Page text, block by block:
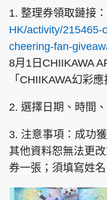
1. 整理券領取鏈接：
HK/activity/215465-
cheering-fan-
8月1日CHIIKAWA
「CHIIKAWA幻彩
2. 選擇日期、時間
3. 注意事項：成功
其他資料恕無法更
券一張；須填寫姓